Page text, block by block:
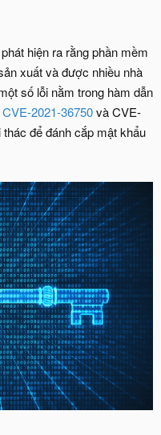
hiện ra rằng phần mềm
xuất và được nhiều nhà
số lỗi nằm trong hàm dẫn
CVE-2021-36750và CVE-
để đánh cắp mật khẩu